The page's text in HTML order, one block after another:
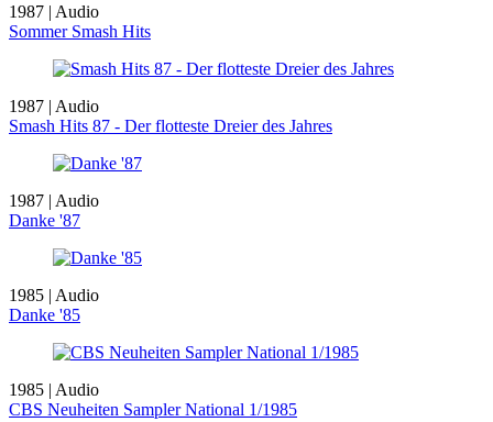
1987 | Audio
Sommer Smash Hits
1987 | Audio
Smash Hits 87 - Der flotteste Dreier des Jahres
1987 | Audio
Danke '87
1985 | Audio
Danke '85
1985 | Audio
CBS Neuheiten Sampler National 1/1985